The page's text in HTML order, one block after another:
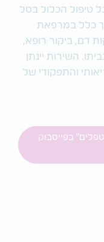
טיפול הכלול בסל
כלל במרפאת
דם, ביקור רופא,
השירות יינתן
והתפקודי של
בפייסבוק